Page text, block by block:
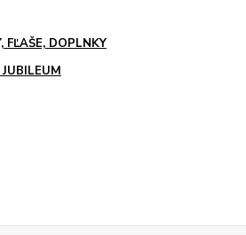
FĽAŠE, DOPLNKY